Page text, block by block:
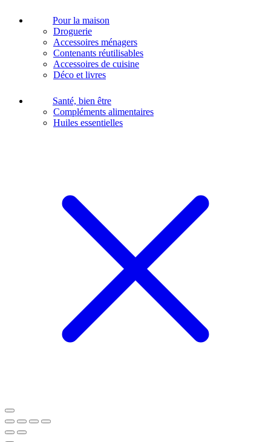
Pour la maison
Droguerie
Accessoires ménagers
Contenants réutilisables
Accessoires de cuisine
Déco et livres
Santé, bien être
Compléments alimentaires
Huiles essentielles